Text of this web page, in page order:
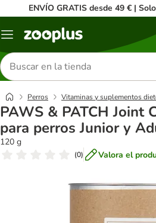
ENVÍO GRATIS desde 49 € |
Menú
Buscar
productos
Perros Vitaminas y suplementos
PAWS & PATCH Joint
para perros Junior y
120 g
(0) Valora el